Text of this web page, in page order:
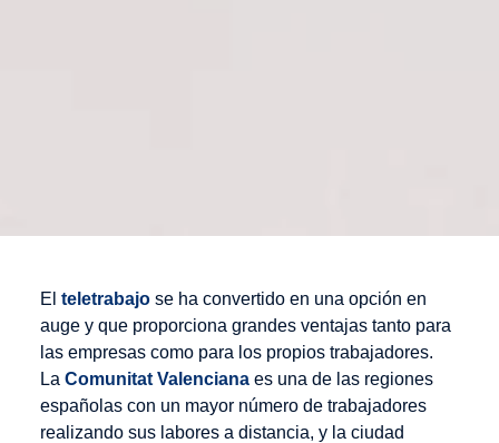
El teletrabajose ha convertido en una opción en
auge y que proporciona grandes ventajas tanto para
las empresas como para los propios trabajadores.
La Comunitat Valencianaes una de las regiones
españolas con un mayor número de trabajadores
realizando sus labores a distancia, y la ciudad